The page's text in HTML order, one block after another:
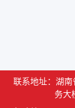
联系地址：湖
务大楼